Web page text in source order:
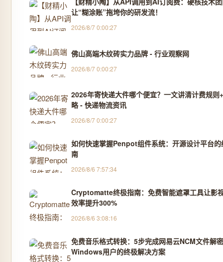
让“糊涂账”拖垮你的研发流！
2026/8/7 0:00:27
佛山高端木纹砖实力品牌 - 行业观察网
2026/8/7 0:00:27
2026年寄快递大件哪个便宜？一文讲清计费规则
略 - 快递物流资讯
2026/8/7 0:00:27
如何快速掌握Penpot组件系统：开源设计平台的
南
2026/8/6 7:57:34
Cryptomatte终极指南：免费智能遮罩工具让影
效率提升300%
2026/8/6 3:08:16
免费音乐格式转换：5步完成网易云NCM文件解
Windows用户的终极解决方案